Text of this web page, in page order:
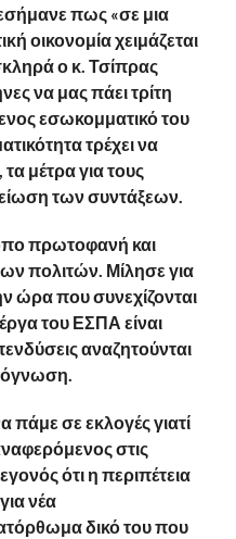
πως «σε μια
οικονομία χειμάζεται
ο κ. Τσίπρας
να μας πάει τρίτη
εσωκομματικό του
τρέχει να
μέτρα για τους
των συντάξεων.
πρωτοφανή και
πολιτών. Μίλησε για
ώρα που συνεχίζονται
του ΕΣΠΑ είναι
αναζητούνται
σε εκλογές γιατί
στις
ότι η περιπέτεια
νέα
δικό του που